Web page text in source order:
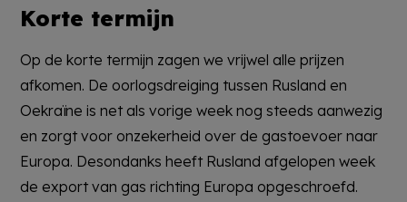
Korte termijn
Op de korte termijn zagen we vrijwel alle prijzen
afkomen. De oorlogsdreiging tussen Rusland en
Oekraïne is net als vorige week nog steeds aanwezig
en zorgt voor onzekerheid over de gastoevoer naar
Europa. Desondanks heeft Rusland afgelopen week
de export van gas richting Europa opgeschroefd.